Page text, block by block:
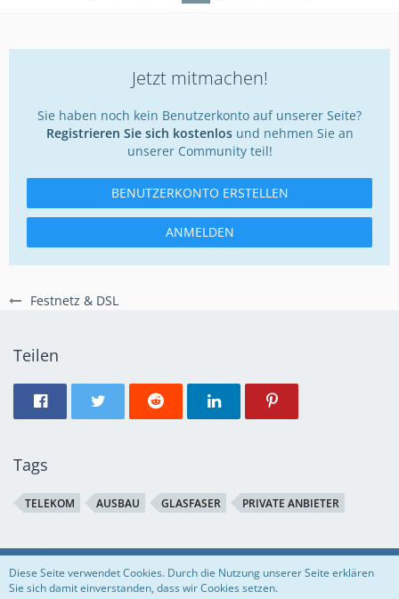
Festnetz & DSL
Jetzt mitmachen!
Sie haben noch kein Benutzerkonto auf unserer Seite?
Registrieren Sie sich kostenlosund nehmen Sie an
unserer Community teil!
BENUTZERKONTO ERSTELLEN
ANMELDEN
Teilen
Tags
TELEKOM AUSBAU GLASFASER PRIVATE ANBIETER
Regeln Datenschutzerklärung Impressum
Diese Seite verwendet Cookies. Durch die Nutzung unserer Seite erklären
Sie sich damit einverstanden, dass wir Cookies setzen.